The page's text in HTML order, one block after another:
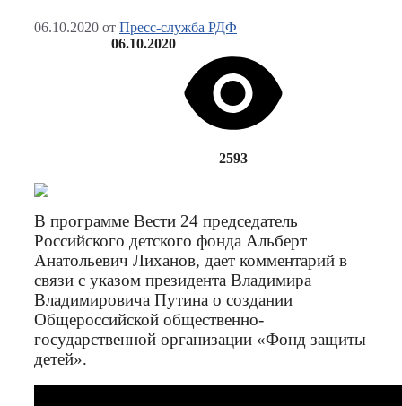
06.10.2020 от Пресс-служба РДФ
06.10.2020
2593
В программе Вести 24 председатель
Российского детского фонда Альберт
Анатольевич Лиханов, дает комментарий в
связи с указом президента Владимира
Владимировича Путина о создании
Общероссийской общественно-
государственной организации «Фонд защиты
детей».